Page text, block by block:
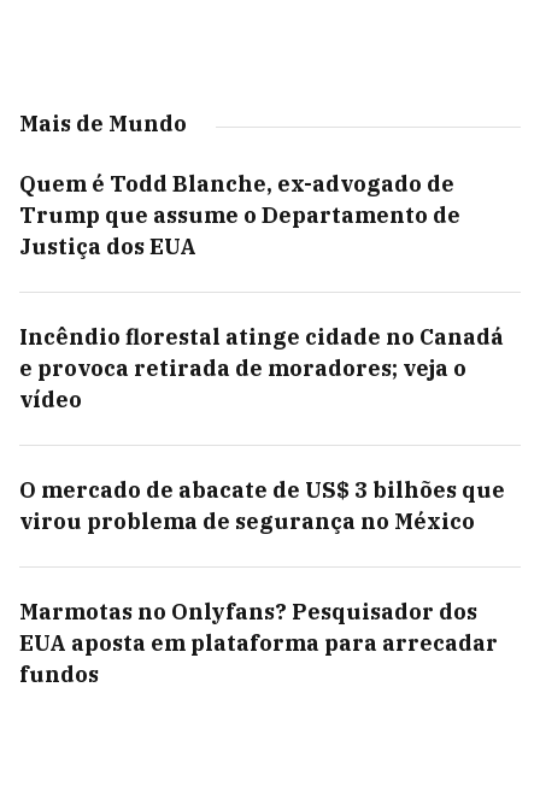
Mais de Mundo
Quem é Todd Blanche, ex-advogado de
Trump que assume o Departamento de
Justiça dos EUA
Incêndio florestal atinge cidade no Canadá
e provoca retirada de moradores; veja o
vídeo
O mercado de abacate de US$ 3 bilhões que
virou problema de segurança no México
Marmotas no Onlyfans? Pesquisador dos
EUA aposta em plataforma para arrecadar
fundos